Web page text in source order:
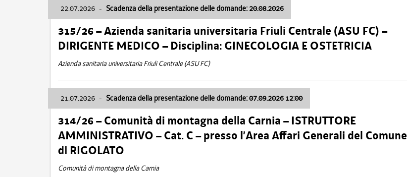
22.07.2026 - Scadenza della presentazione delle domande: 20.08.2026
315/26 – Azienda sanitaria universitaria Friuli Centrale (ASU FC) –
DIRIGENTE MEDICO – Disciplina: GINECOLOGIA E OSTETRICIA
Azienda sanitaria universitaria Friuli Centrale (ASU FC)
21.07.2026 - Scadenza della presentazione delle domande: 07.09.2026 12:00
314/26 – Comunità di montagna della Carnia – ISTRUTTORE
AMMINISTRATIVO – Cat. C – presso l’Area Affari Generali del Comune
di RIGOLATO
Comunità di montagna della Carnia